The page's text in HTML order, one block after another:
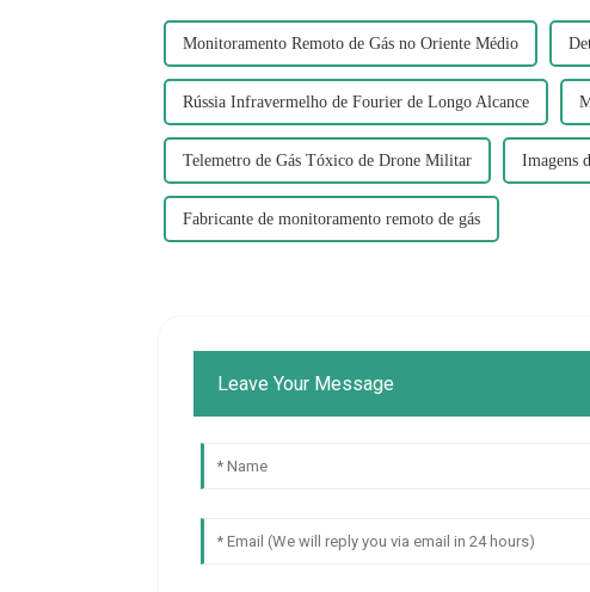
Monitoramento Remoto de Gás no Oriente Médio
Rússia Infravermelho de Fourier de Longo Alcance
Telemetro de Gás Tóxico de Drone Militar Imagens
Fabricante de monitoramento remoto de gás
Leave Your Message